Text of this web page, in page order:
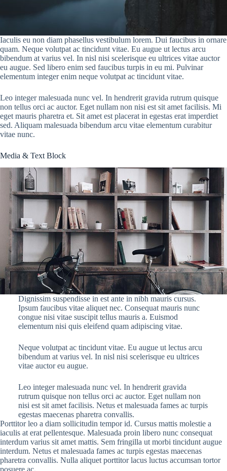
Iaculis eu non diam phasellus vestibulum lorem. Dui faucibus in ornare
quam. Neque volutpat ac tincidunt vitae. Eu augue ut lectus arcu
bibendum at varius vel. In nisl nisi scelerisque eu ultrices vitae auctor
eu augue. Sed libero enim sed faucibus turpis in eu mi. Pulvinar
elementum integer enim neque volutpat ac tincidunt vitae.
Leo integer malesuada nunc vel. In hendrerit gravida rutrum quisque
non tellus orci ac auctor. Eget nullam non nisi est sit amet facilisis. Mi
eget mauris pharetra et. Sit amet est placerat in egestas erat imperdiet
sed. Aliquam malesuada bibendum arcu vitae elementum curabitur
vitae nunc.
Media & Text Block
Dignissim suspendisse in est ante in nibh mauris cursus.
Ipsum faucibus vitae aliquet nec. Consequat mauris nunc
congue nisi vitae suscipit tellus mauris a. Euismod
elementum nisi quis eleifend quam adipiscing vitae.
Neque volutpat ac tincidunt vitae. Eu augue ut lectus arcu
bibendum at varius vel. In nisl nisi scelerisque eu ultrices
vitae auctor eu augue.
Leo integer malesuada nunc vel. In hendrerit gravida
rutrum quisque non tellus orci ac auctor. Eget nullam non
nisi est sit amet facilisis. Netus et malesuada fames ac turpis
egestas maecenas pharetra convallis.
Porttitor leo a diam sollicitudin tempor id. Cursus mattis molestie a
iaculis at erat pellentesque. Malesuada proin libero nunc consequat
interdum varius sit amet mattis. Sem fringilla ut morbi tincidunt augue
interdum. Netus et malesuada fames ac turpis egestas maecenas
pharetra convallis. Nulla aliquet porttitor lacus luctus accumsan tortor